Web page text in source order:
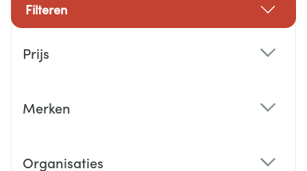
Filteren
Prijs
Merken
Organisaties